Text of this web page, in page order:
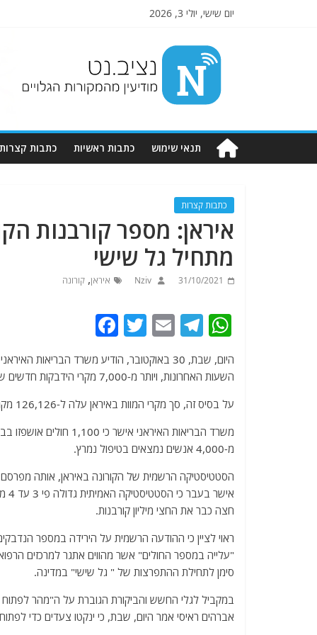
יום שישי, יולי 3, 2026
Nziv.net
מודיעין
מהמקורות
תנאי שימוש כתבות ראשיות כתבות קצרות
כתבות קצרות
מתחיל גל שישי
31/10/2021
Nziv איראן, קורונה
W
at
s
A
p
p
T
e
g
ra
m
E
ai
l
T
itt
er
c
e
b
o
o
k
השעות האחרונות, ויותר מ-7,000 מקרי הידבקות חדשים של הנגיף נרשמו בתקופה הנזכרת.
על בסיס זה, סך מקרי המוות באיראן עלה ל-126,126 מקרי מוות, בעוד שסך הנדבקים מהנגיף הגיע עד כה ל-5,916,211 חולים.
מ-4,000 אנשים נמצאים בטיפול נמרץ.
הסטטיסטיקה הרשמית של הקורונה באיראן, אותה
חצה כבר את החצי מיליון קורבנות.
ראוי לציין כי ההודעה הרשמית על הירידה במספר
"עלייה במספר החולים" אשר מהווים אתגר למרכזים
סימן לתחילת ההתפרצות של " גל שישי" במדינה.
במקביל לגלי החשש והביקורת הגוברת על ה"מהר לפתוח
אברהים ראיסי אמר היום, שבת, כי ינקטו צעדים כדי לפתוח מחדש